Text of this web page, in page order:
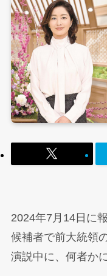
2024年7月14日に
候補者で前大統領
演説中に、何者か